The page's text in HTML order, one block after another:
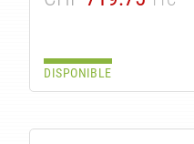
DISPONIBLE